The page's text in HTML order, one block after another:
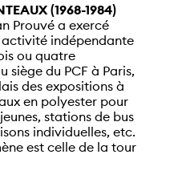
(1968-1984)
Prouvé a exercé
activité indépendante
ou quatre
du PCF à Paris,
des expositions à
en polyester pour
stations de bus
individuelles, etc.
est celle de la tour